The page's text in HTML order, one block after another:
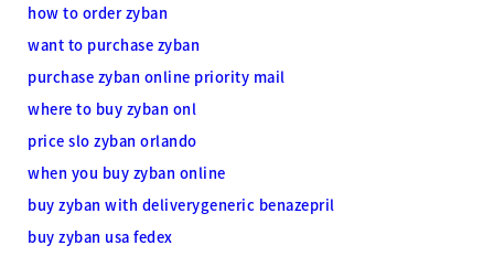
how to order zyban
want to purchase zyban
purchase zyban online priority mail
where to buy zyban onl
price slo zyban orlando
when you buy zyban online
buy zyban with deliverygeneric benazepril
buy zyban usa fedex